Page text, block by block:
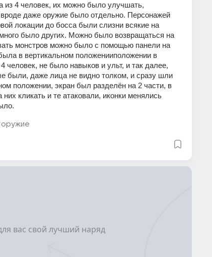
из 4 человек, их можно было улучшать,
даже оружие было отдельно. Персонажей
локации до босса были слизни всякие на
было других. Можно было возвращаться на
монстров можно было с помощью панели на
в вертикальном положенииположении в
человек, не было навыков и ульт, и так далее,
были, даже лица не видно толком, и сразу шли
положении, экран был разделён на 2 части, в
кликать и те атаковали, иконки менялись